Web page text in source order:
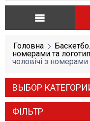
Головна
номерами та
чоловічі з
ВЫБОР
ФІЛЬТР